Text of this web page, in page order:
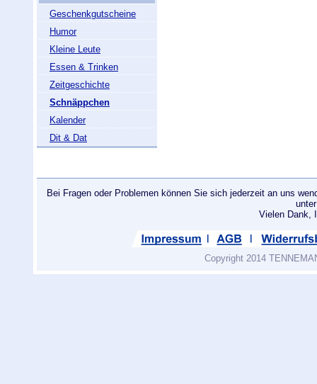
Geschenkgutscheine
Humor
Kleine Leute
Essen & Trinken
Zeitgeschichte
Schnäppchen
Kalender
Dit & Dat
Bei Fragen oder Problemen können Sie sich jederzeit an uns
Vielen Dank,
Copyright 2014